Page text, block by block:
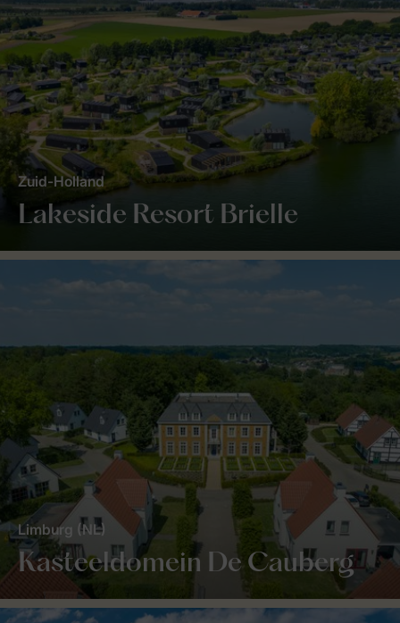
Lakeside Resort Brielle
Zuid-Holland
Kasteeldomein De Cauberg
Limburg (NL)